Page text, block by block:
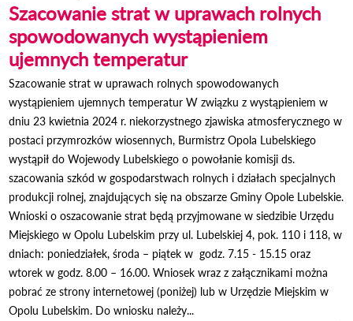
Szacowanie strat w uprawach rolnych
spowodowanych wystąpieniem
ujemnych temperatur
Szacowanie strat w uprawach rolnych spowodowanych
wystąpieniem ujemnych temperatur W związku z wystąpieniem w
dniu 23 kwietnia 2024 r. niekorzystnego zjawiska atmosferycznego w
postaci przymrozków wiosennych, Burmistrz Opola Lubelskiego
wystąpił do Wojewody Lubelskiego o powołanie komisji ds.
szacowania szkód w gospodarstwach rolnych i działach specjalnych
produkcji rolnej, znajdujących się na obszarze Gminy Opole Lubelskie.
Wnioski o oszacowanie strat będą przyjmowane w siedzibie Urzędu
Miejskiego w Opolu Lubelskim przy ul. Lubelskiej 4, pok. 110 i 118, w
dniach: poniedziałek, środa – piątek w godz. 7.15 - 15.15 oraz
wtorek w godz. 8.00 – 16.00. Wniosek wraz z załącznikami można
pobrać ze strony internetowej (poniżej) lub w Urzędzie Miejskim w
Opolu Lubelskim. Do wniosku należy...